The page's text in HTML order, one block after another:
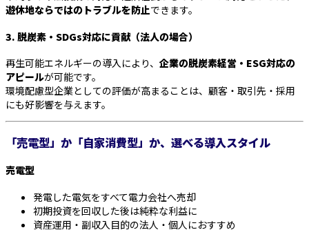
遊休地ならではのトラブルを防止できます。
3. 脱炭素・SDGs対応に貢献（法人の場合）
再生可能エネルギーの導入により、 企業の脱炭素経営・ESG対応の
アピールが可能です。
環境配慮型企業としての評価が高まることは、顧客・取引先・採用
にも好影響を与えます。
「売電型」か「自家消費型」か、選べる導入スタイル
売電型
発電した電気をすべて電力会社へ売却
初期投資を回収した後は純粋な利益に
資産運用・副収入目的の法人・個人におすすめ